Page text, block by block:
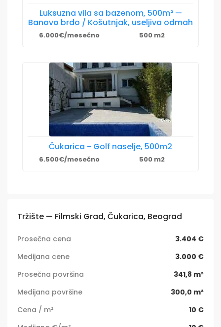
Luksuzna vila sa bazenom, 500m² —
Banovo brdo / Košutnjak, useljiva odmah
6.000€/mesečno 500 m2
Čukarica - Golf naselje, 500m2
6.500€/mesečno 500 m2
Tržište — Filmski Grad, Čukarica, Beograd
Prosečna cena
3.404 €
Medijana cene
3.000 €
Prosečna površina
341,8 m²
Medijana površine
300,0 m²
Cena / m²
10 €